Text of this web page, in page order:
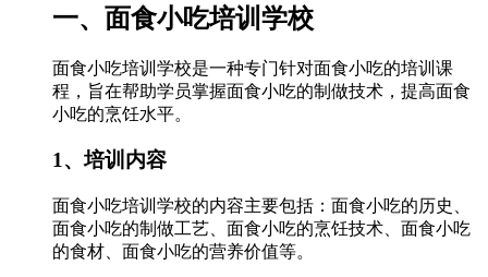
一、面食小吃培训学校
面食小吃培训学校是一种专门针对面食小吃的培训课
程，旨在帮助学员掌握面食小吃的制做技术，提高面食
小吃的烹饪水平。
1、培训内容
面食小吃培训学校的内容主要包括：面食小吃的历史、
面食小吃的制做工艺、面食小吃的烹饪技术、面食小吃
的食材、面食小吃的营养价值等。